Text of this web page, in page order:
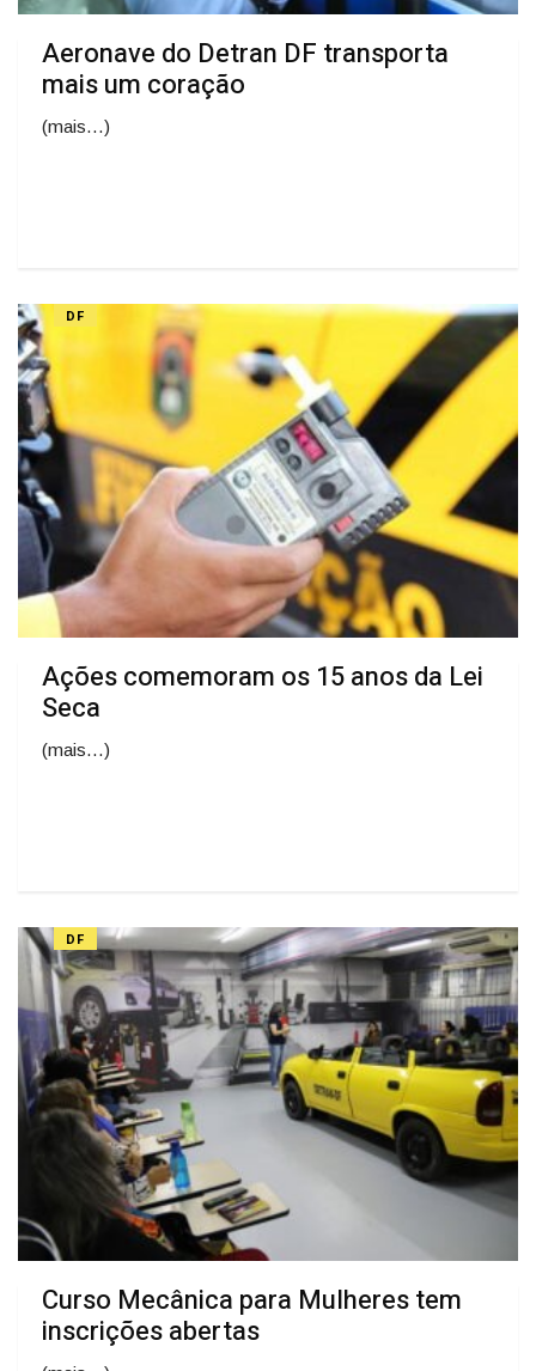
Aeronave do Detran DF transporta
mais um coração
(mais…)
DF
Ações comemoram os 15 anos da Lei
Seca
(mais…)
DF
Curso Mecânica para Mulheres tem
inscrições abertas